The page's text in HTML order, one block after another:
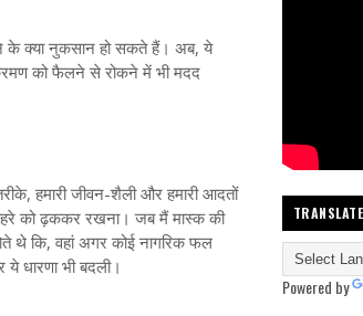
के क्या नुकसान हो सकते हैं। अब, ये
को फैलने से रोकने में भी मदद
हमारी जीवन-शैली और हमारी आदतों
को ढ़ककर रखना। जब मैं मास्क की
थे कि, वहां अगर कोई नागरिक फल
धारणा भी बदली।
TRANSLATE
Powered by